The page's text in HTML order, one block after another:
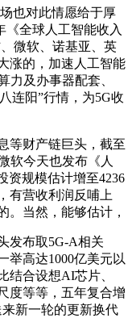
也对此情愿给于厚
《全球人工智能收入
微软、诺基亚、英
涨的，加速人工智能
力及办事器配套、
连阳”行情，为5G收
财产链巨头，截至
软今天也发布《人
资规模估计增至4236
有营收利润反哺上
。当然，能够估计，
布取5G-A相关
举高达1000亿美元以
结合设想AI芯片、
度等等，五年复合增
新一轮的更新换代